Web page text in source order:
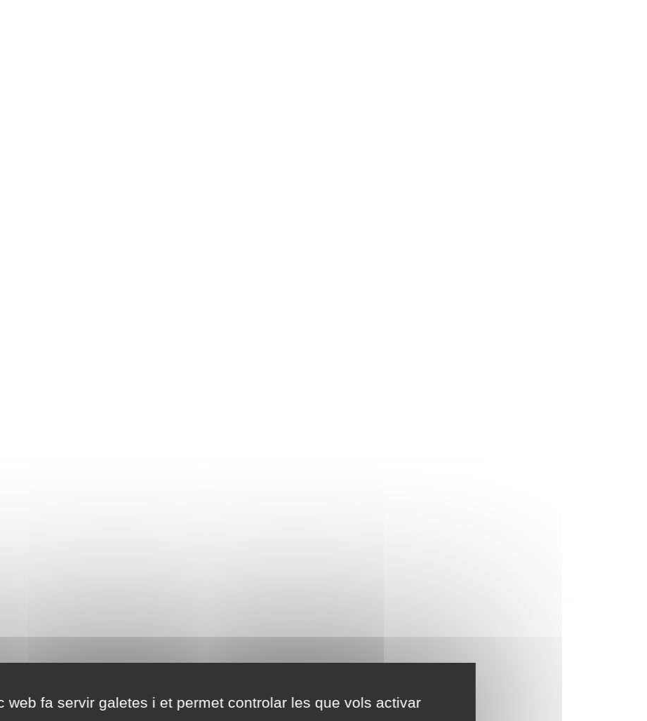
web fa servir galetes i et permet controlar les que vols activar